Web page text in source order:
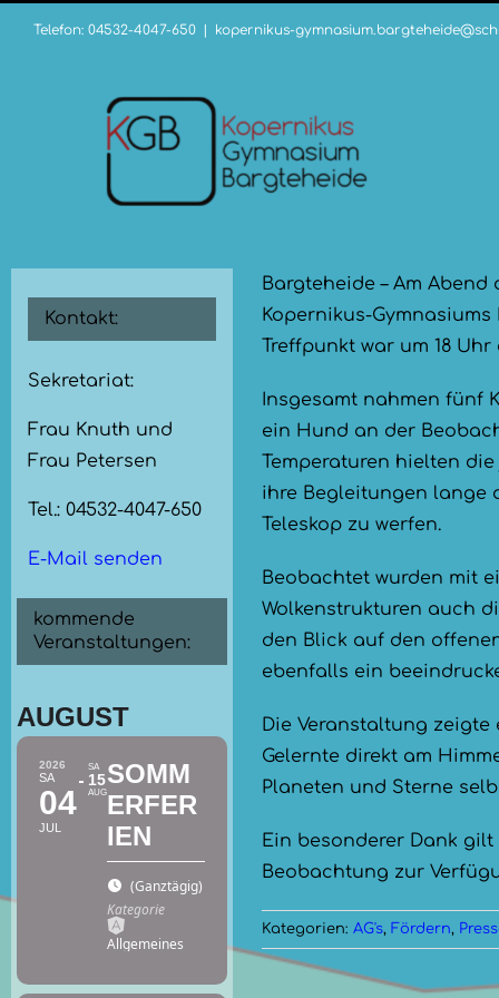
Telefon: 04532-4047-650 kopernikus-
Bargteheide – Am
Kopernikus-
Treffpunkt war um 18
Insgesamt nahmen fünf
ein Hund an der
Temperaturen hielten
ihre Begleitungen lange
Teleskop zu werfen.
Beobachtet wurden mit
Wolkenstrukturen auch
den Blick auf den
ebenfalls ein
Die Veranstaltung
Gelernte direkt am
Planeten und Sterne
Ein besonderer Dank
Beobachtung zur
Kategorien:AG's, Fördern,
Kontakt:
Sekretariat:
Frau Knuth und
Frau Petersen
Tel.: 04532-4047-650
E-Mail senden
kommende
Veranstaltungen:
AUGUST
2026
SA
04
JUL
SA
15
AUG
SOMM
ERFER
IEN
(Ganztägig)
Kategorie
Allgemeines